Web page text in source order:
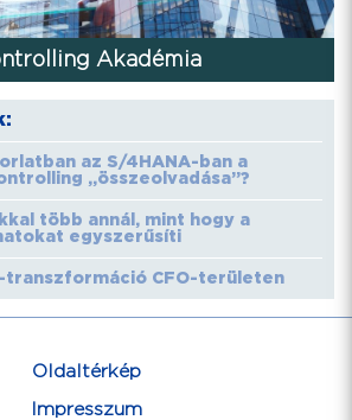
Akadémia
az S/4HANA-ban a
„összeolvadása”?
több annál, mint hogy a
egyszerűsíti
transzformáció CFO-területen
Oldaltérkép
Impresszum